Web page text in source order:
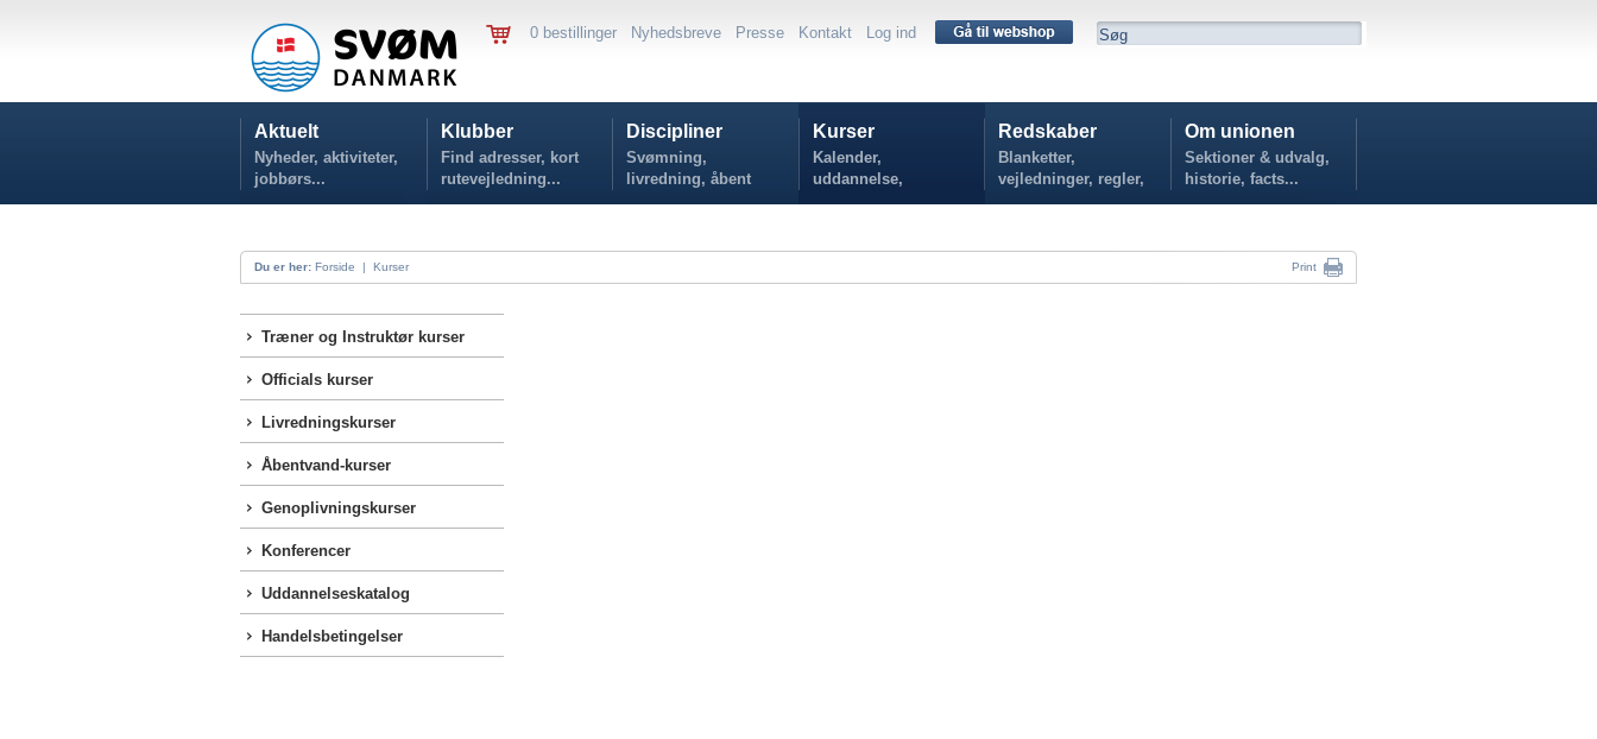
0 bestillinger Nyhedsbreve Presse Kontakt Log ind
Aktuelt
Nyheder, aktiviteter,
jobbørs...
Klubber
Find adresser, kort
rutevejledning...
Discipliner
Svømning,
livredning, åbent
vand...
Kurser
Kalender,
uddannelse,
tilmelding...
Redskaber
Blanketter,
vejledninger, regler,
politikker...
Om unionen
Sektioner & udvalg,
historie, facts...
Du er her: Forside | Kurser Print
Træner og Instruktør kurser
Officials kurser
Livredningskurser
Åbentvand-kurser
Genoplivningskurser
Konferencer
Uddannelseskatalog
Handelsbetingelser